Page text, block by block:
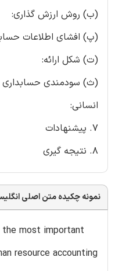
(ب) روش ارزش گذاری:
(پ) افشای اطلاعات
(ت) شکل ارائه:
(ث) سودمندی حسابداری
انسانی:
7. پیشنهادات
8. نتیجه گیری
نمونه چکیده متن اصلی
the most important
resource accounting